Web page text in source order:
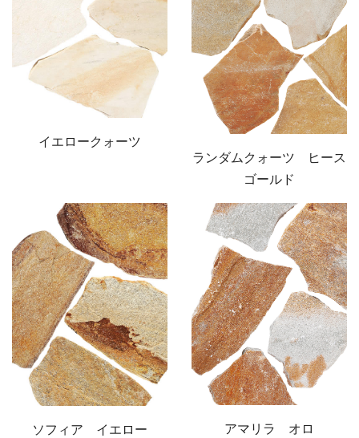
イエロークォーツ
ランダムクォーツ ヒース
ゴールド
ソフィア イエロー アマリラ オロ